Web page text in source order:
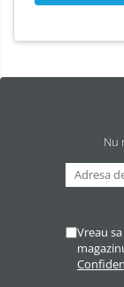
Nu
Vreau